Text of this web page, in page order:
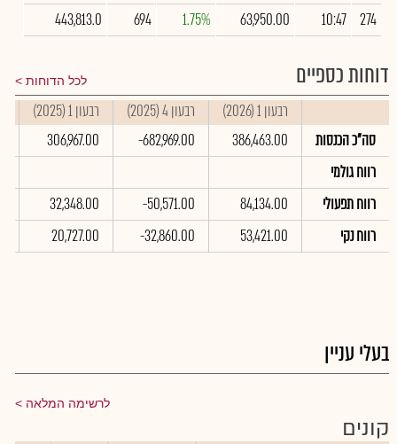
274
10:47
63,950.00
1.75%
694
443,813.0
דוחות כספיים לכל הדוחות
רבעון 1 (2026) רבעון 4 (2025) רבעון 1 (2025)
סה"כ הכנסות
386,463.00
-682,969.00
306,967.00
רווח גולמי
רווח תפעולי
84,134.00
-50,571.00
32,348.00
רווח נקי
53,421.00
-32,860.00
20,727.00
בעלי עניין
לרשימה המלאה
קונים